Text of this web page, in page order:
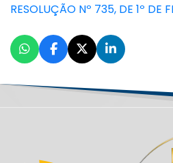
RESOLUÇÃO Nº 735, DE 1º DE